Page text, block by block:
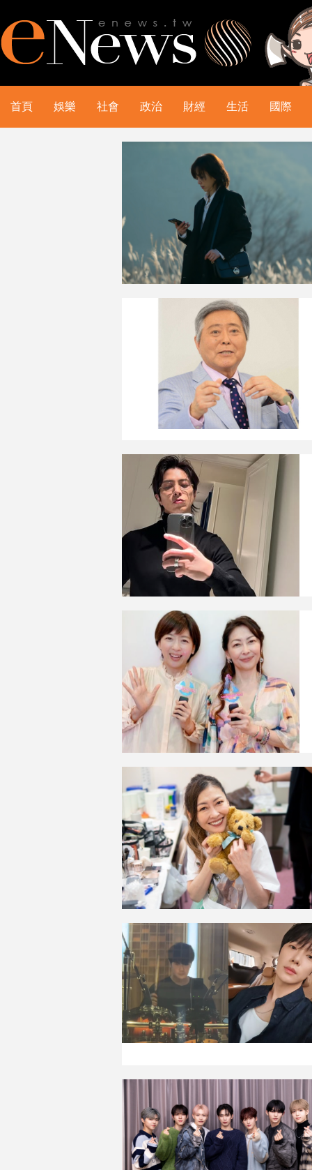
首頁 娛樂 社會 政治 財經 生活 國際